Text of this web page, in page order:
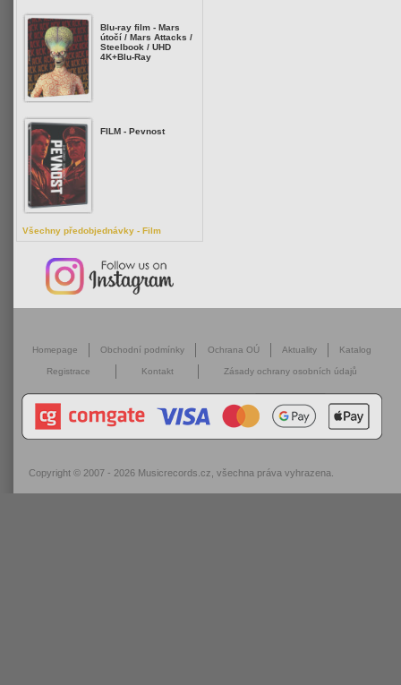
Blu-ray film - Mars
útočí / Mars Attacks /
Steelbook / UHD
4K+Blu-Ray
FILM - Pevnost
Všechny předobjednávky - Film
Homepage Obchodní podmínky Ochrana OÚ Aktuality Katalog
Registrace Kontakt Zásady ochrany osobních údajů
Copyright © 2007 - 2026 Musicrecords.cz , všechna práva vyhrazena.